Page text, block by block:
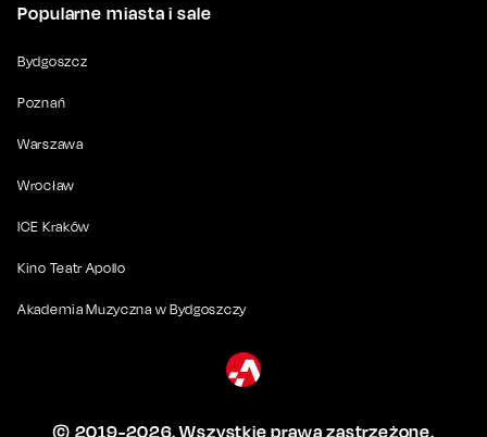
Popularne miasta i sale
Bydgoszcz
Poznań
Warszawa
Wrocław
ICE Kraków
Kino Teatr Apollo
Akademia Muzyczna w Bydgoszczy
© 2019-2026. Wszystkie prawa zastrzeżone.